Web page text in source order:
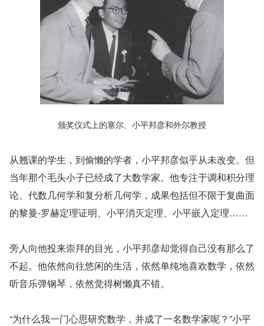
颁奖仪式上的塞尔、小平邦彦和外尔教授
从翘课的学生，到偷懒的学者，小平邦彦似乎从未改变。但
当年那个毛头小子已经成了大数学家。他专注于调和积分理
论、代数几何学和复分析几何学，成果包括但不限于复曲面
的黎曼-罗赫定理证明、小平消灭定理、小平嵌入定理……
旁人向他投来崇拜的目光，小平邦彦却觉得自己没有那么了
不起。他依然向往悠闲的生活，依然单纯地喜欢数学，依然
听音乐弹钢琴，依然觉得树懒真不错。
“为什么我一门心思研究数学，并成了一名数学家呢？”小平